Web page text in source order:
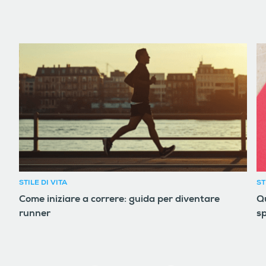
STILE DI VITA
Come iniziare a correre: guida per diventare
runner